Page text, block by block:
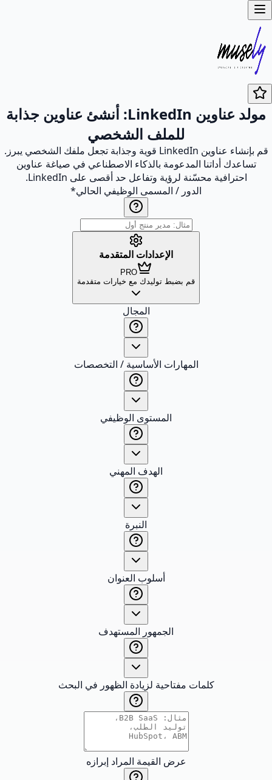
مولد عناوين LinkedIn: أنشئ عناوين جذابة
للملف الشخصي
قم بإنشاء عناوين LinkedIn قوية وجذابة تجعل ملفك الشخصي يبرز.
تساعدك أداتنا المدعومة بالذكاء الاصطناعي في صياغة عناوين
احترافية محسّنة لرؤية وتفاعل حد أقصى على LinkedIn.
الدور / المسمى الوظيفي الحالي*
الإعدادات المتقدمة
PRO
قم بضبط توليدك مع خيارات متقدمة
المجال
المهارات الأساسية / التخصصات
المستوى الوظيفي
الهدف المهني
النبرة
أسلوب العنوان
الجمهور المستهدف
كلمات مفتاحية لزيادة الظهور في البحث
عرض القيمة المراد إبرازه